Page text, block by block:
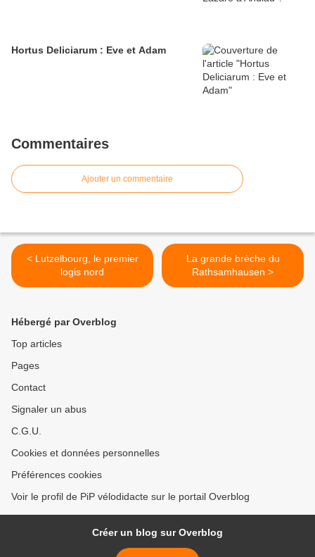
Hortus Deliciarum : Eve et Adam
Commentaires
Ajouter un commentaire
< Lutzelbourg, le premier
logis nord
La grande brèche du
Rathsamhausen >
Hébergé par Overblog
Top articles
Pages
Contact
Signaler un abus
C.G.U.
Cookies et données personnelles
Préférences cookies
Voir le profil de PiP vélodidacte sur le portail Overblog
Créer un blog sur Overblog